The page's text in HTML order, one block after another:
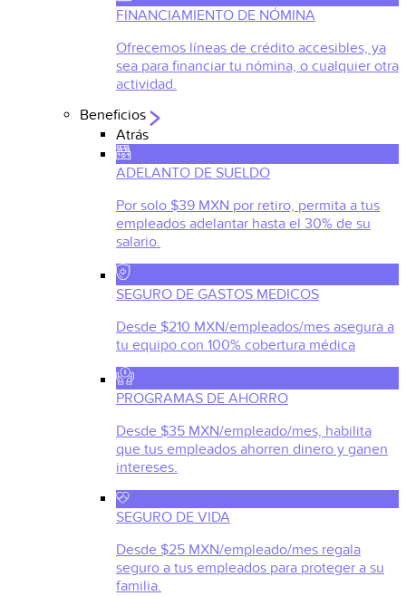
FINANCIAMIENTO DE NÓMINA
Ofrecemos líneas de crédito accesibles, ya
sea para financiar tu nómina, o cualquier otra
actividad.
Beneficios
Atrás
ADELANTO DE SUELDO
Por solo $39 MXN por retiro, permita a tus
empleados adelantar hasta el 30% de su
salario.
SEGURO DE GASTOS MEDICOS
Desde $210 MXN/empleados/mes asegura a
tu equipo con 100% cobertura médica
PROGRAMAS DE AHORRO
Desde $35 MXN/empleado/mes, habilita
que tus empleados ahorren dinero y ganen
intereses.
SEGURO DE VIDA
Desde $25 MXN/empleado/mes regala
seguro a tus empleados para proteger a su
familia.